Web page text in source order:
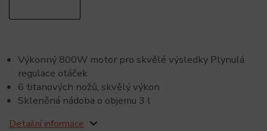
Výkonný 800W motor pro skvělé výsledky Plynulá
regulace otáček
6 titanových nožů, skvělý výkon
Skleněná nádoba o objemu 3 l
Detailní informace